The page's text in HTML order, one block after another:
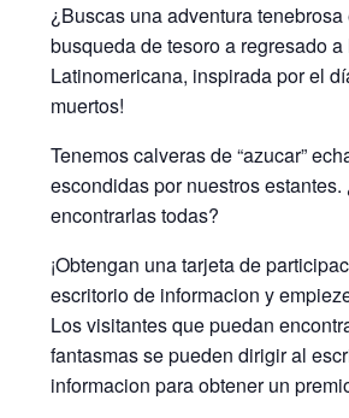
¿Buscas una adventura tenebrosa
busqueda de tesoro a regresado
Latinomericana, inspirada por el
muertos!
Tenemos calveras de “azucar”
escondidas por nuestros
encontrarlas todas?
¡Obtengan una tarjeta de
escritorio de informacion y
Los visitantes que puedan
fantasmas se pueden dirigir al
informacion para obtener un